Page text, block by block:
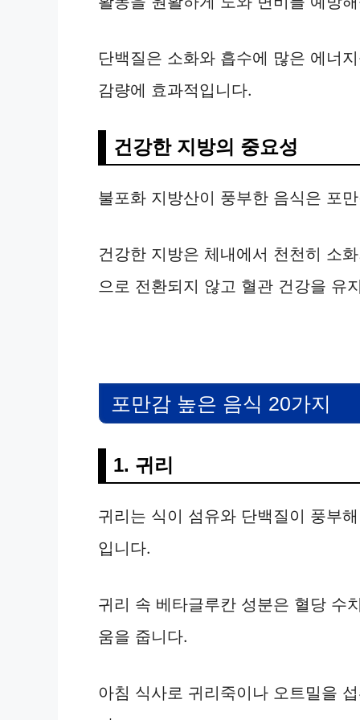
단백질은 소화와 흡수에 많은 에너
감량에 효과적입니다.
건강한 지방의 중요성
불포화 지방산이 풍부한 음식은 포
건강한 지방은 체내에서 천천히 소
으로 전환되지 않고 혈관 건강을 유
포만감 높은 음식 20가지
1. 귀리
귀리는 식이 섬유와 단백질이 풍부
입니다.
귀리 속 베타글루칸 성분은 혈당 수
움을 줍니다.
아침 식사로 귀리죽이나 오트밀을